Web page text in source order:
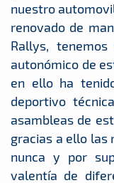
nuestro
renovado de
Rallys,
autonómico de
en ello ha
deportivo
asambleas de
gracias a ello las
nunca y por
valentía de